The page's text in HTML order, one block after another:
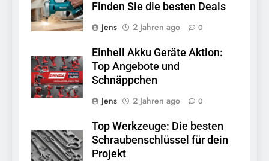
Finden Sie die besten Deals
Jens
2 Jahren ago 0
Einhell Akku Geräte Aktion:
Top Angebote und
Schnäppchen
Jens
2 Jahren ago 0
Top Werkzeuge: Die besten
Schraubenschlüssel für dein
Projekt
8
Schraubenschlüssel für dein
Projekt
TOOLS
eigenen Pool im Garten
BAUEN